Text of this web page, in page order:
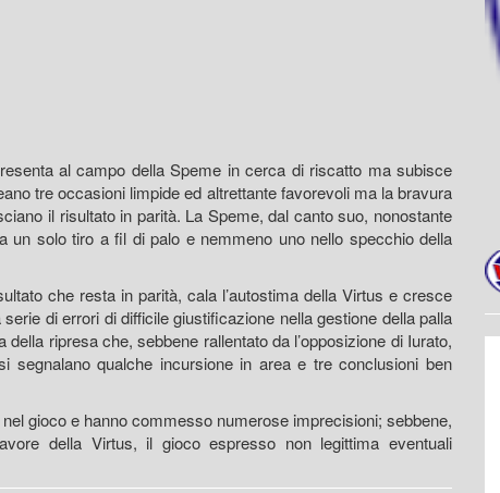
al campo della Speme in cerca di riscatto ma subisce
tre occasioni limpide ed altrettante favorevoli ma la bravura
il risultato in parità. La Speme, dal canto suo, nonostante
un solo tiro a fil di palo e nemmeno uno nello specchio della
che resta in parità, cala l’autostima della Virtus e cresce
di errori di difficile giustificazione nella gestione della palla
ripresa che, sebbene rallentato da l’opposizione di Iurato,
qualche incursione in area e tre conclusioni ben
gioco e hanno commesso numerose imprecisioni; sebbene,
della Virtus, il gioco espresso non legittima eventuali